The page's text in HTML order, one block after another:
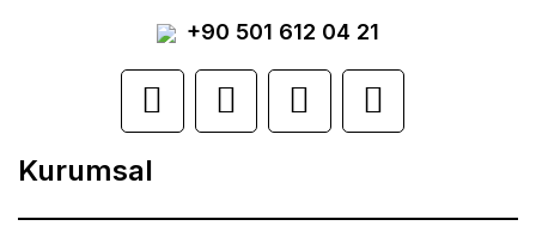
+90 501 612 04 21
Kurumsal